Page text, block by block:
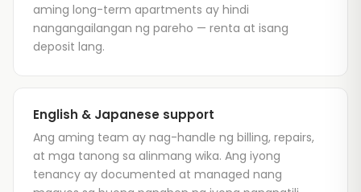
aming long-term apartments ay hindi
nangangailangan ng pareho — renta at isang
deposit lang.
English & Japanese support
Ang aming team ay nag-handle ng billing, repairs,
at mga tanong sa alinmang wika. Ang iyong
tenancy ay documented at managed nang